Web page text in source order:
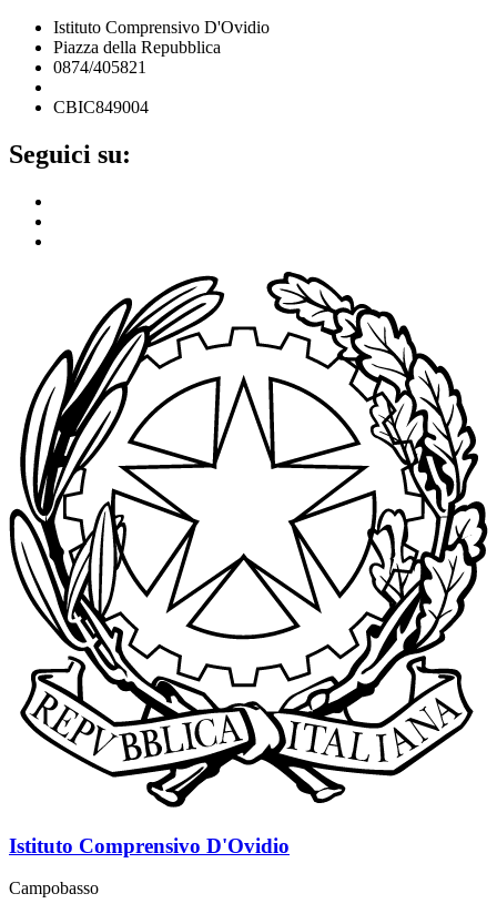
Istituto Comprensivo D'Ovidio
Piazza della Repubblica
0874/405821
CBIC849004
Seguici su:
Istituto Comprensivo D'Ovidio
Campobasso